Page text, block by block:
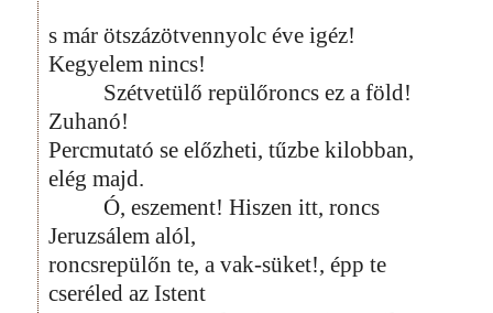
s már ötszázötvennyolc éve igéz!
Kegyelem nincs!
Szétvetülő repülőroncs ez a föld!
Zuhanó!
Percmutató se előzheti, tűzbe kilobban,
elég majd.
Ó, eszement! Hiszen itt, roncs
Jeruzsálem alól,
roncsrepülőn te, a vak-süket!, épp te
cseréled az Istent